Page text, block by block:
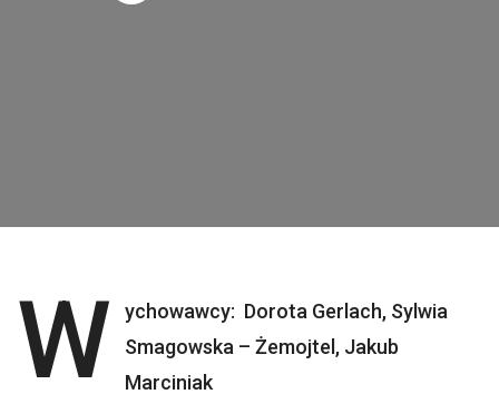
W ychowawcy: Dorota Gerlach, Sylwia
Smagowska – Żemojtel, Jakub
Marciniak